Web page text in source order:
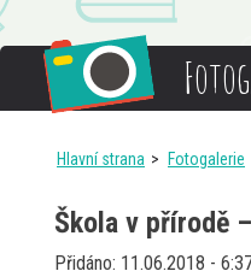
Hlavní strana Fotogalerie
Škola v přírodě
Přidáno: 11.06.2018 -